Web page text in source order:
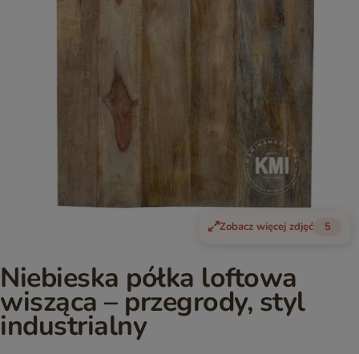
Zobacz więcej zdjęć 5
Niebieska półka loftowa
wisząca – przegrody, styl
industrialny